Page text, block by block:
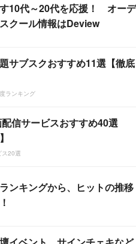
10代～20代を応援！ オーデ
クール情報はDeview
サブスクおすすめ11選【徹底
ランキング
信サービスおすすめ40選
ス20選
ンキングから、ヒットの推移